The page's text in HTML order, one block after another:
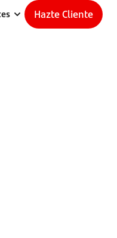
Hazte Cliente